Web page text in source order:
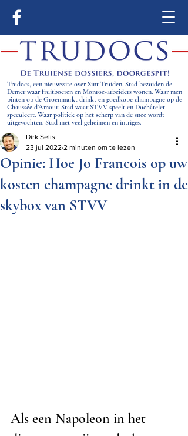
Trudocs, een nieuwssite over Sint-Truiden. Stad bezuiden de
Demer waar fruitboeren en Monroe-arbeiders wonen. Waar men
pinten op de Groenmarkt drinkt en goedkope champagne op de
Chaussée d’Amour. Stad waar STVV speelt en Duchâtelet
speculeert. Waar politiek op het scherp van de snee wordt
uitgevochten. Stad met veel geheimen en intriges.
Opinie: Hoe Jo Francois op uw
kosten champagne drinkt in de
skybox van STVV
Dirk Selis
23 jul 2022 2 minuten om te lezen
Als een Napoleon in het